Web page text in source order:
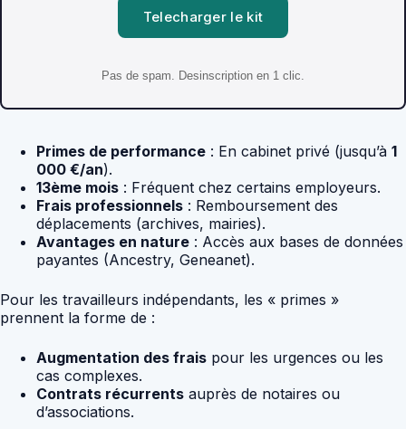
Telecharger le kit
Pas de spam. Desinscription en 1 clic.
Primes de performance : En cabinet privé (jusqu’à 1
000 €/an).
13ème mois : Fréquent chez certains employeurs.
Frais professionnels : Remboursement des
déplacements (archives, mairies).
Avantages en nature : Accès aux bases de données
payantes (Ancestry, Geneanet).
Pour les travailleurs indépendants, les « primes »
prennent la forme de :
Augmentation des frais pour les urgences ou les
cas complexes.
Contrats récurrents auprès de notaires ou
d’associations.